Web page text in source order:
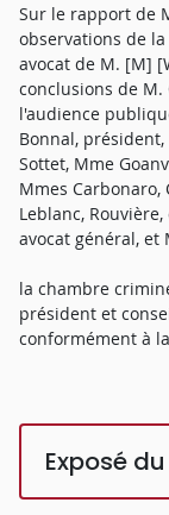
Sur le rapport de
observations de la
avocat de M. [M]
conclusions de
l'audience
Bonnal,
Sottet, Mme
Mmes
Leblanc,
avocat général, et
la chambre
président et
conformément à
Exposé